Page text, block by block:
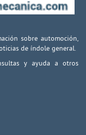
sobre automoción,
de índole general.
y ayuda a otros